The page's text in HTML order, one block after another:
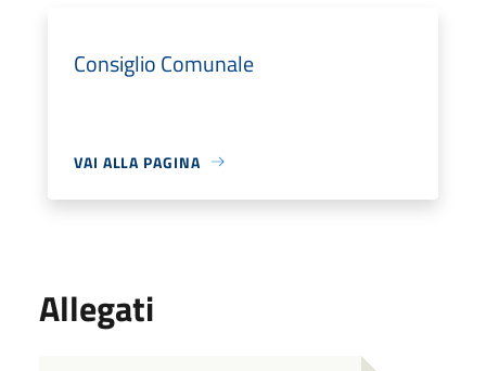
Consiglio Comunale
VAI ALLA PAGINA
Allegati